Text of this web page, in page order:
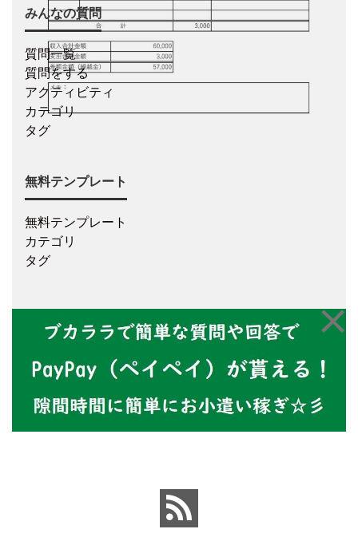
みんなの質問
質問一覧
質問をする
アクティビティ
カテゴリ
タグ
無料テンプレート
無料テンプレート
カテゴリ
タグ